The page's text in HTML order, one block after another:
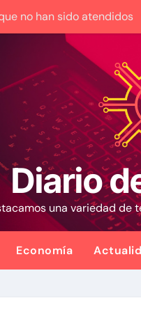
no han sido atendidos
sus operaciones de
su casa
cáncer que creó una
ser acosada y
para acelerar las
es la
a opositores
Meteorológicas
Diario
una variedad
Economía